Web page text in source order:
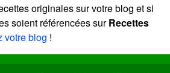
originales sur votre blog et si
soient référencées surRecettes
votre blog !